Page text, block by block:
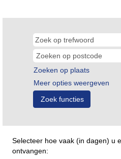
Zoeken op plaats
Meer opties weergeven
Selecteer hoe vaak (in dagen) u
ontvangen: